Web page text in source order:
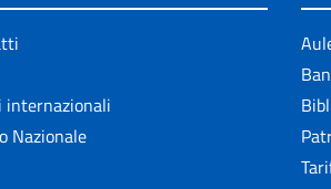
internazionali
Nazionale